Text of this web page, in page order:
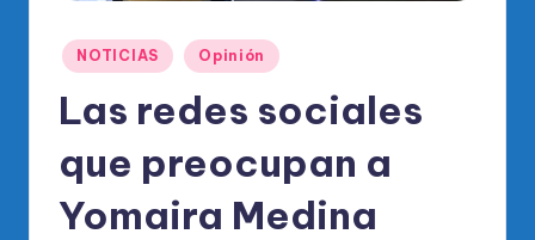
ci
al
el
P
Publicado
en
NOTICIAS Opinión
Las redes sociales
que preocupan a
Yomaira Medina